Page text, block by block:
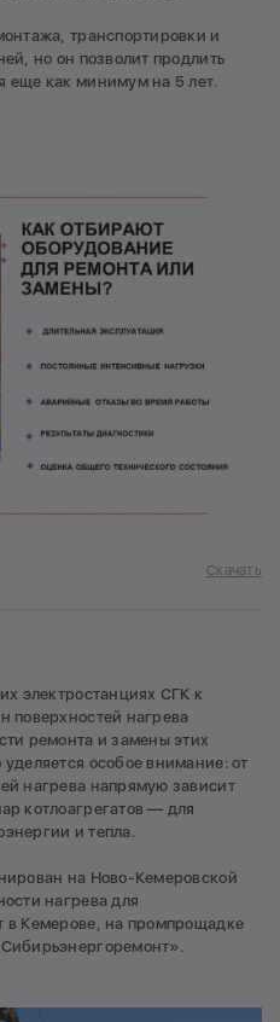
транспортировки и
но он позволит продлить
еще как минимум на 5 лет.
Скачать
электростанциях СГК к
поверхностей нагрева
ремонта и замены этих
особое внимание: от
нагрева напрямую зависит
котлоагрегатов — для
и тепла.
на Ново-Кемеровской
нагрева для
в Кемерове, на промпрощадке